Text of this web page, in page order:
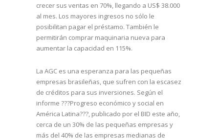
crecer sus ventas en 70%, llegando a US$ 38.000
al mes. Los mayores ingresos no sólo le
posibilitan pagar el préstamo. También le
permitirán comprar maquinaria nueva para
aumentar la capacidad en 115%.
La AGC es una esperanza para las pequeñas
empresas brasileñas, que sufren con la escasez
de créditos para sus inversiones. Según el
informe ???Progreso económico y social en
América Latina???, publicado por el BID este año,
cerca de un 30% de las pequeñas empresas y
más del 40% de las empresas medianas de